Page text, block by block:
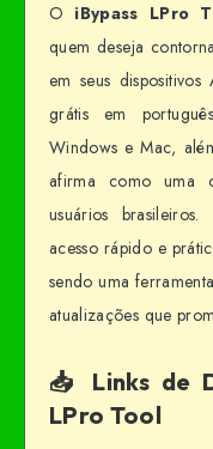
O iBypass LPro
quem deseja
em seus
grátis em
Windows e Mac,
afirma como uma
usuários
acesso rápido e
sendo uma
atualizações que
📥 Links de
LPro Tool